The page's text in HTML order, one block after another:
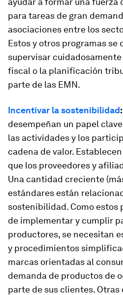
para tareas de gran
asociaciones entre los
Estos y otros programas se
supervisar
fiscal o la planificación
parte de las EMN.
Incentivar la sostenibilidad:
desempeñan un papel
las actividades y los
cadena de valor.
que los proveedores y
Una cantidad creciente
estándares están
sostenibilidad. Como estos
de implementar y cumplir
productores, se necesitan
y procedimientos
marcas orientadas al
demanda de productos de
parte de sus clientes.